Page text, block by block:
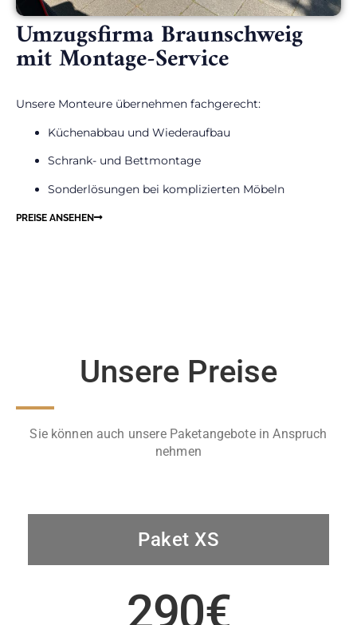
Umzugsfirma Braunschweig
mit Montage-Service
Unsere Monteure übernehmen fachgerecht:
Küchenabbau und Wiederaufbau
Schrank- und Bettmontage
Sonderlösungen bei komplizierten Möbeln
PREISE ANSEHEN
Unsere Preise
Sie können auch unsere Paketangebote in Anspruch
nehmen
Paket XS
290€